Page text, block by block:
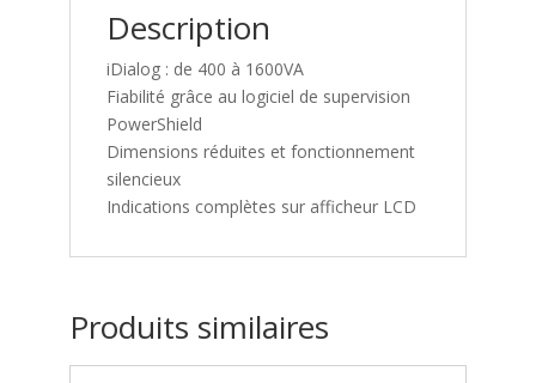
Description
iDialog : de 400 à 1600VA
Fiabilité grâce au logiciel de supervision
PowerShield
Dimensions réduites et fonctionnement
silencieux
Indications complètes sur afficheur LCD
Produits similaires